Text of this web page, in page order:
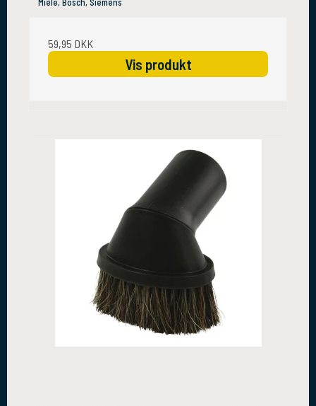
59,95 DKK
Vis produkt